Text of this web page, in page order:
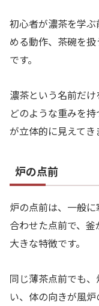
初心者が濃茶を学
める動作、茶碗を
です。
濃茶という名前だ
どのような重みを
が立体的に見えてき
炉の点前
炉の点前は、一般
合わせた点前で、
大きな特徴です。
同じ薄茶点前でも
い、体の向きが風